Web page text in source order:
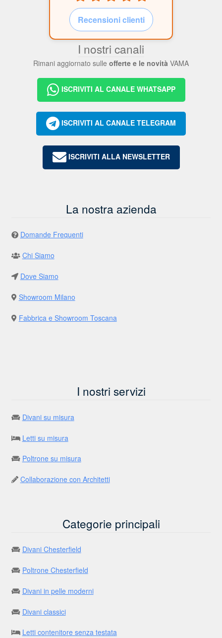
Recensioni clienti
I nostri canali
Rimani aggiornato sulle offerte e le novità VAMA
ISCRIVITI AL CANALE WHATSAPP
ISCRIVITI AL CANALE TELEGRAM
ISCRIVITI ALLA NEWSLETTER
La nostra azienda
Domande Frequenti
Chi Siamo
Dove Siamo
Showroom Milano
Fabbrica e Showroom Toscana
I nostri servizi
Divani su misura
Letti su misura
Poltrone su misura
Collaborazione con Architetti
Categorie principali
Divani Chesterfield
Poltrone Chesterfield
Divani in pelle moderni
Divani classici
Letti contenitore senza testata